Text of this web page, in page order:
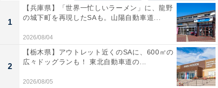
1
【兵庫県】「世界一忙しいラーメン」に、龍野
の城下町を再現したSAも。山陽自動車道...
2026/08/04
2
【栃木県】アウトレット近くのSAに、600㎡の
広々ドッグランも！ 東北自動車道の...
2026/08/05